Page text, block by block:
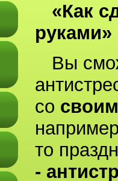
«Как
руками»
Вы
со
то
-